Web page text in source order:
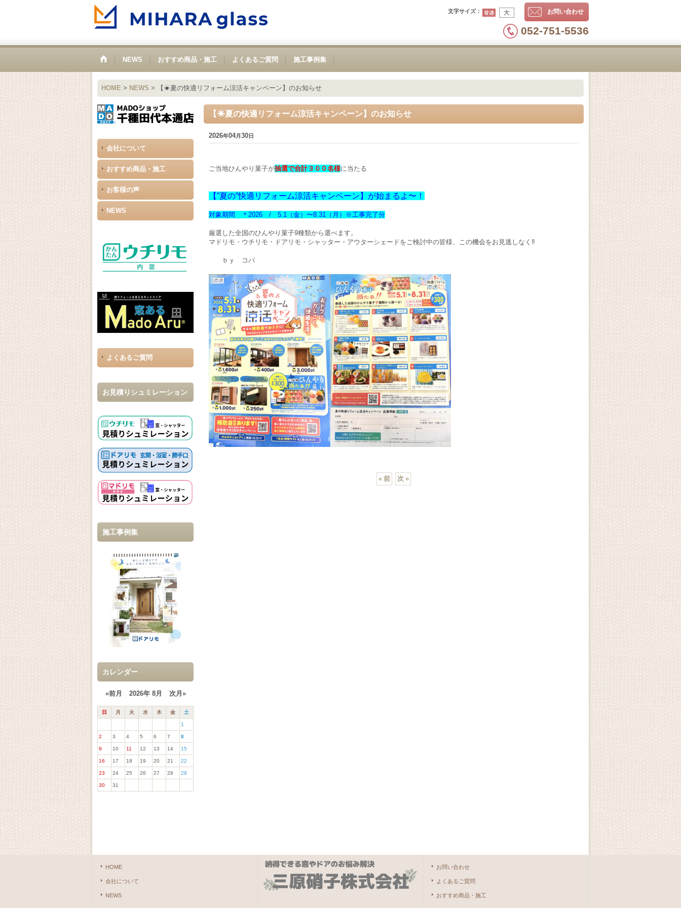
お問い合わせ
文字サイズ：
052-751-5536
NEWS おすすめ商品・施工 よくあるご質問 施工事例集
HOME > NEWS > 【☀夏の快適リフォーム涼活キャンペーン】のお知らせ
会社について
おすすめ商品・施工
お客様の声
NEWS
よくあるご質問
お見積りシュミレーション
施工事例集
カレンダー
«前月 2026年 8月 次月»
日 月 火 水 木 金 土
1
2 3 4 5 6 7 8
9 10 11 12 13 14 15
16 17 18 19 20 21 22
23 24 25 26 27 28 29
30 31
【☀夏の快適リフォーム涼活キャンペーン】のお知らせ
2026年04月30日
ご当地ひんやり菓子が抽選で合計３００名様に当たる
【”夏の”快適リフォーム涼活キャンペーン】が始まるよ〜！
対象期間 ＊2026 / 5.1（金）〜8.31（月）※工事完了分
厳選した全国のひんやり菓子9種類から選べます。
マドリモ・ウチリモ・ドアリモ・シャッター・アウターシェードをご検討中の皆様、この機会をお見逃しなく‼
ｂｙ コバ
« 前 次 »
HOME
会社について
NEWS
お問い合わせ
よくあるご質問
おすすめ商品・施工